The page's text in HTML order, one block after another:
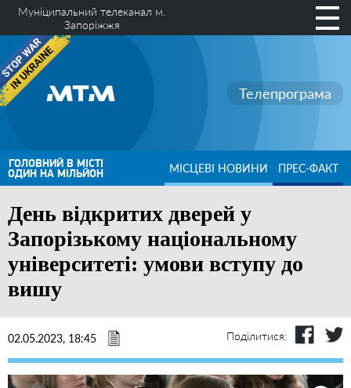
Муніципальний телеканал м.
Запоріжжя
Телепрограма
ГОЛОВНИЙ В МІСТІ
ОДИН НА МІЛЬЙОН МІСЦЕВІ НОВИНИ ПРЕС-ФАКТ
День відкритих дверей у
Запорізькому національному
університеті: умови вступу до
вишу
02.05.2023, 18:45 Поділитися: